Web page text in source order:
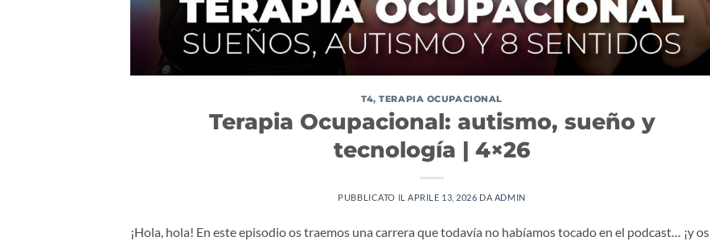
T4,TERAPIA OCUPACIONAL
Terapia Ocupacional: autismo, sueño y
tecnología | 4×26
PUBBLICATO ILAPRILE 13, 2026 DA ADMIN
¡Hola, hola! En este episodio os traemos una carrera que todavía no habíamos tocado en el podcast… ¡y os